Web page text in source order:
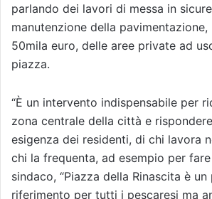
parlando dei lavori di messa in
manutenzione della
50mila euro, delle aree private ad
piazza.
“È un intervento indispensabile per
zona centrale della città e
esigenza dei residenti, di chi lavora
chi la frequenta, ad esempio per
sindaco, “Piazza della Rinascita è
riferimento per tutti i pescaresi ma